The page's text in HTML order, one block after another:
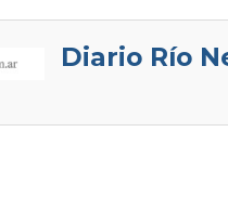
Diario Río